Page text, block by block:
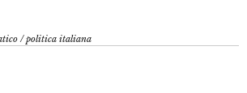
/politica italiana